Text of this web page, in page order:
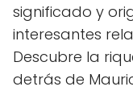
significado y
interesantes
Descubre la
detrás de